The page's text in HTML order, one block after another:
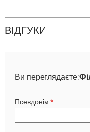
ВІДГУКИ
Ви переглядаєте:
Псевдонім